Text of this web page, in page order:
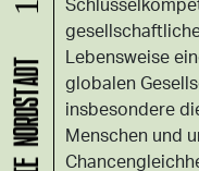
Lebensweise
globalen
insbesondere
Menschen und